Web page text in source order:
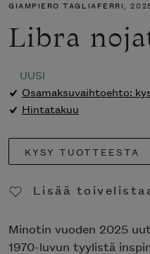
GIAMPIERO TAGLIAFERRI,
Libra
UUSI
Osamaksuvaihtoehto:
Hintatakuu
KYSY TUOTTEESTA
Lisää
Minotin vuoden 2025
1970-luvun tyylistä